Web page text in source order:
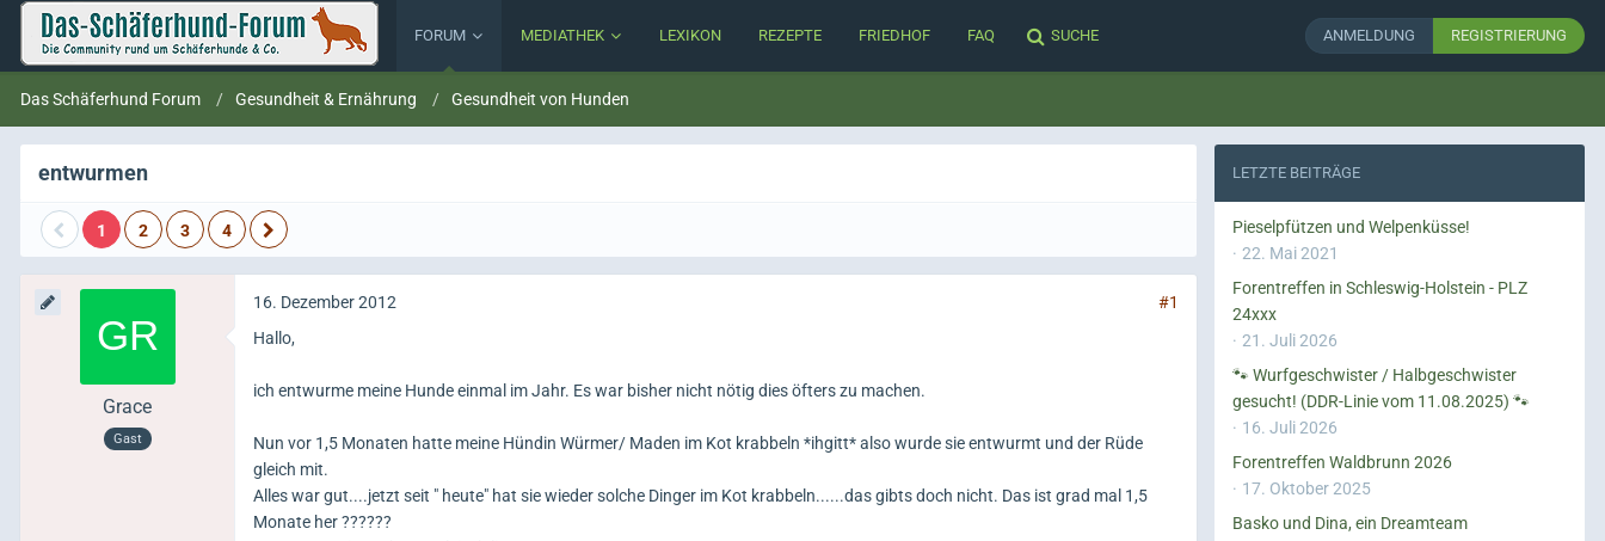
FORUM MEDIATHEK LEXIKON REZEPTE FRIEDHOF FAQ SUCHE ANMELDUNG REGISTRIERUNG
Das Schäferhund Forum Gesundheit & Ernährung Gesundheit von Hunden
entwurmen
1 2 3 4
Grace
Gast
16. Dezember 2012
#1
Hallo,
ich entwurme meine Hunde einmal im Jahr. Es war bisher nicht nötig dies öfters zu machen.
Nun vor 1,5 Monaten hatte meine Hündin Würmer/ Maden im Kot krabbeln *ihgitt* also wurde sie entwurmt und der Rüde
gleich mit.
Alles war gut....jetzt seit " heute" hat sie wieder solche Dinger im Kot krabbeln......das gibts doch nicht. Das ist grad mal 1,5
Monate her ??????
LETZTE BEITRÄGE
Pieselpfützen und Welpenküsse!
22. Mai 2021
Forentreffen in Schleswig-Holstein - PLZ
24xxx
21. Juli 2026
🐾 Wurfgeschwister / Halbgeschwister
gesucht! (DDR-Linie vom 11.08.2025) 🐾
16. Juli 2026
Forentreffen Waldbrunn 2026
17. Oktober 2025
Basko und Dina, ein Dreamteam